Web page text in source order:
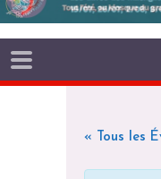
« Tous les